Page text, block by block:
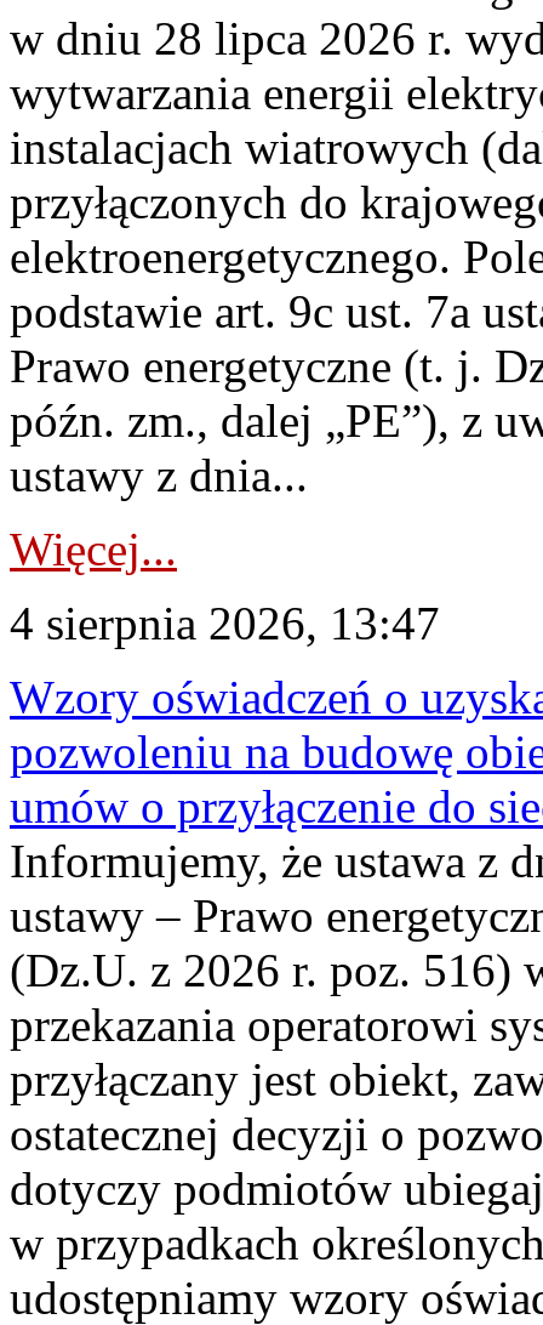
w dniu 28 lipca 2026 r.
wytwarzania energii
instalacjach wiatrowych
przyłączonych do
elektroenergetycznego.
podstawie art. 9c ust. 7a
Prawo energetyczne (t. j.
późn. zm., dalej „PE”), z
ustawy z dnia...
Więcej...
4 sierpnia 2026, 13:47
Wzory oświadczeń o
pozwoleniu na budowę
umów o przyłączenie do
Informujemy, że ustawa z
ustawy – Prawo
(Dz.U. z 2026 r. poz. 516)
przekazania operatorowi
przyłączany jest obiekt,
ostatecznej decyzji o
dotyczy podmiotów
w przypadkach
udostępniamy wzory